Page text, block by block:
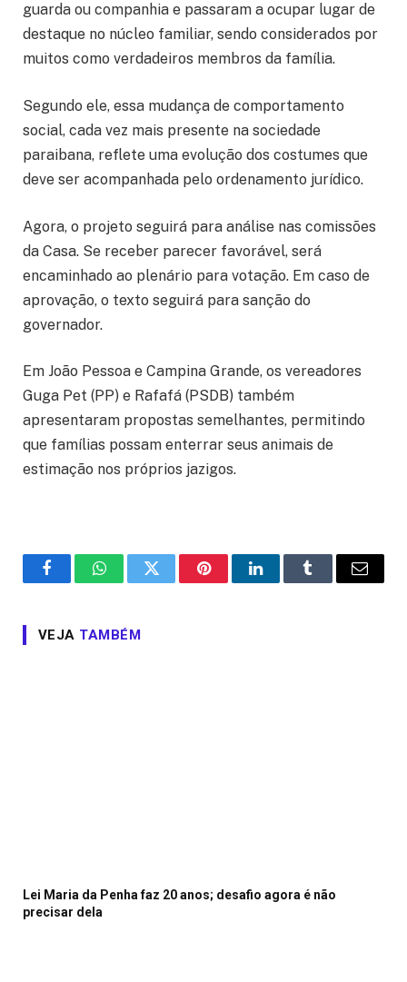
guarda ou companhia e passaram a ocupar lugar de
destaque no núcleo familiar, sendo considerados por
muitos como verdadeiros membros da família.
Segundo ele, essa mudança de comportamento
social, cada vez mais presente na sociedade
paraibana, reflete uma evolução dos costumes que
deve ser acompanhada pelo ordenamento jurídico.
Agora, o projeto seguirá para análise nas comissões
da Casa. Se receber parecer favorável, será
encaminhado ao plenário para votação. Em caso de
aprovação, o texto seguirá para sanção do
governador.
Em João Pessoa e Campina Grande, os vereadores
Guga Pet (PP) e Rafafá (PSDB) também
apresentaram propostas semelhantes, permitindo
que famílias possam enterrar seus animais de
estimação nos próprios jazigos.
FacebookWhatsAppTwitter PinterestLinkedInTumblr Email
VEJA TAMBÉM
Lei Maria da Penha faz 20 anos; desafio agora é não
precisar dela